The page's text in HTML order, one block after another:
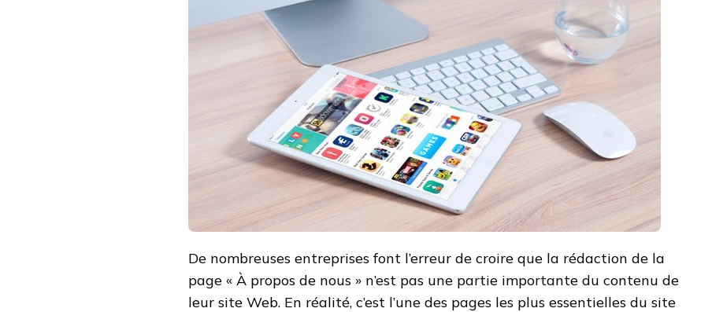
De nombreuses entreprises font l’erreur de croire que la rédaction de la
page « À propos de nous » n’est pas une partie importante du contenu de
leur site Web. En réalité, c’est l’une des pages les plus essentielles du site